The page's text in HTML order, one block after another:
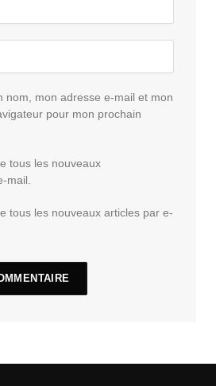
nom, mon adresse e-mail et mon
pour mon prochain
tous les nouveaux
mail.
tous les nouveaux articles par e-